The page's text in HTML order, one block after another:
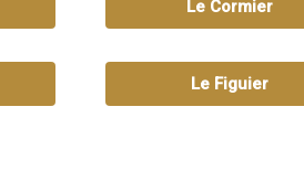
Le Cormier
Le Figuier